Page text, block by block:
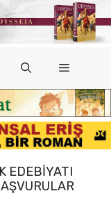
Menü
EDEBIYATI